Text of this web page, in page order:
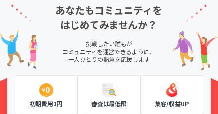
あなたもコミュニティを
はじめてみませんか？
挑戦したい誰もが
コミュニティを運営できるように、
一人ひとりの熱意を応援します
初期費用0円 審査は最低限 集客/収益UP